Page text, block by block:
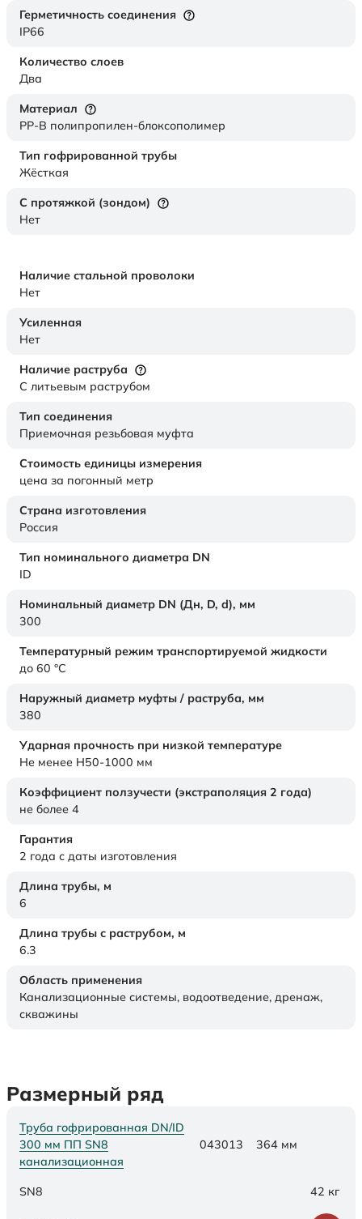
Герметичность соединения
IP66
Количество слоев
Два
Материал
PP-B полипропилен-блоксополимер
Тип гофрированной трубы
Жёсткая
С протяжкой (зондом)
Нет
Наличие стальной проволоки
Нет
Усиленная
Нет
Наличие раструба
С литьевым раструбом
Тип соединения
Приемочная резьбовая муфта
Стоимость единицы измерения
цена за погонный метр
Страна изготовления
Россия
Тип номинального диаметра DN
ID
Номинальный диаметр DN (Дн, D, d), мм
300
Температурный режим транспортируемой жидкости
до 60 °C
Наружный диаметр муфты / раструба, мм
380
Ударная прочность при низкой температуре
Не менее Н50-1000 мм
Коэффициент ползучести (экстраполяция 2 года)
не более 4
Гарантия
2 года с даты изготовления
Длина трубы, м
6
Длина трубы с раструбом, м
6.3
Область применения
Канализационные системы, водоотведение, дренаж,
скважины
Размерный ряд
Труба гофрированная DN/ID
300 мм ПП SN8
канализационная
043013 364 мм
SN8 42 кг